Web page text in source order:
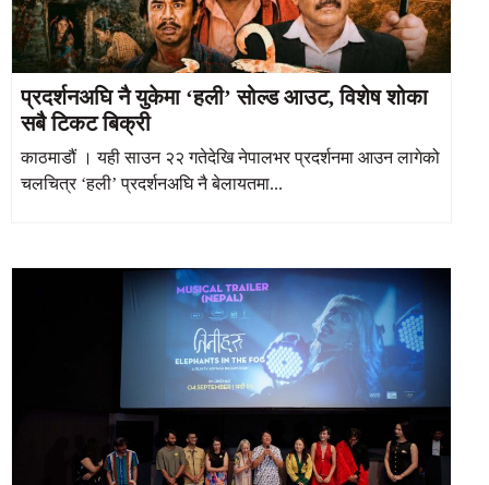
प्रदर्शनअघि नै युकेमा ‘हली’ सोल्ड आउट, विशेष शोका
सबै टिकट बिक्री
काठमाडौं । यही साउन २२ गतेदेखि नेपालभर प्रदर्शनमा आउन लागेको
चलचित्र ‘हली’ प्रदर्शनअघि नै बेलायतमा...